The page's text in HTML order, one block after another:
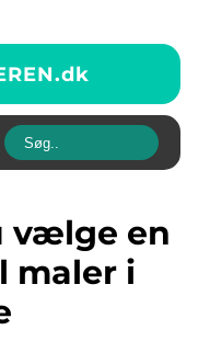
dk
maler i